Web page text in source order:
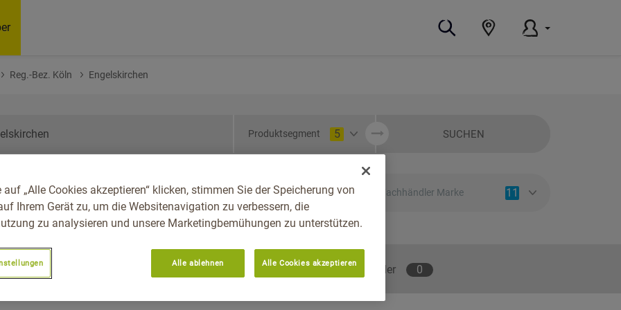
Reg.-Bez. Köln Engelskirchen
Produktsegment 5 SUCHEN
Westfalen, Reg.-
Fachhändler Marke 11
Empfohlene Fachhändler 0
auf „Alle Cookies akzeptieren“ klicken, stimmen Sie der Speicherung von
Ihrem Gerät zu, um die Websitenavigation zu verbessern, die
zu analysieren und unsere Marketingbemühungen zu unterstützen.
Alle ablehnen Alle Cookies akzeptieren